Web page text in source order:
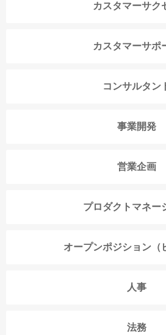
カスタマーサク
カスタマーサポ
コンサルタン
事業開発
営業企画
プロダクトマネー
オープンポジション（
人事
法務